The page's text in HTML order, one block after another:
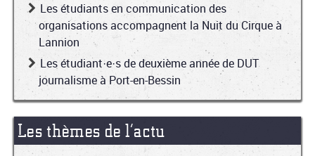
Les étudiants en communication des
organisations accompagnent la Nuit du Cirque à
Lannion
Les étudiant·e·s de deuxième année de DUT
journalisme à Port-en-Bessin
Les thèmes de l’actu